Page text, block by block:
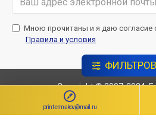
Мною прочитаны и я даю согласие
Правила и условия
Copyright © 2007-2024,
Создание сайта
print-ermakov@mail.ru